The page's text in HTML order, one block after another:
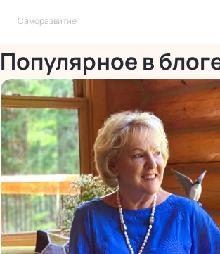
Саморазвитие
Популярное в